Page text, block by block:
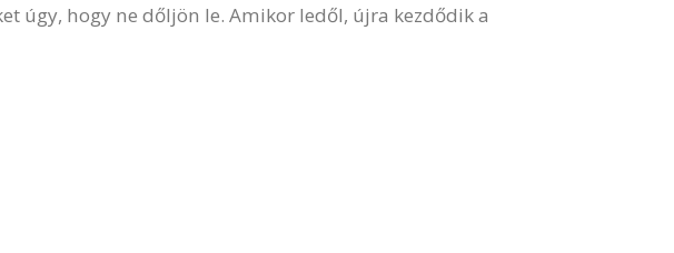
úgy, hogy ne dőljön le. Amikor ledől, újra kezdődik a